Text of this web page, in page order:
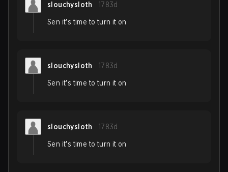
slouchysloth 1783d
Sen it's time to turn it on
slouchysloth 1783d
Sen it's time to turn it on
slouchysloth 1783d
Sen it's time to turn it on